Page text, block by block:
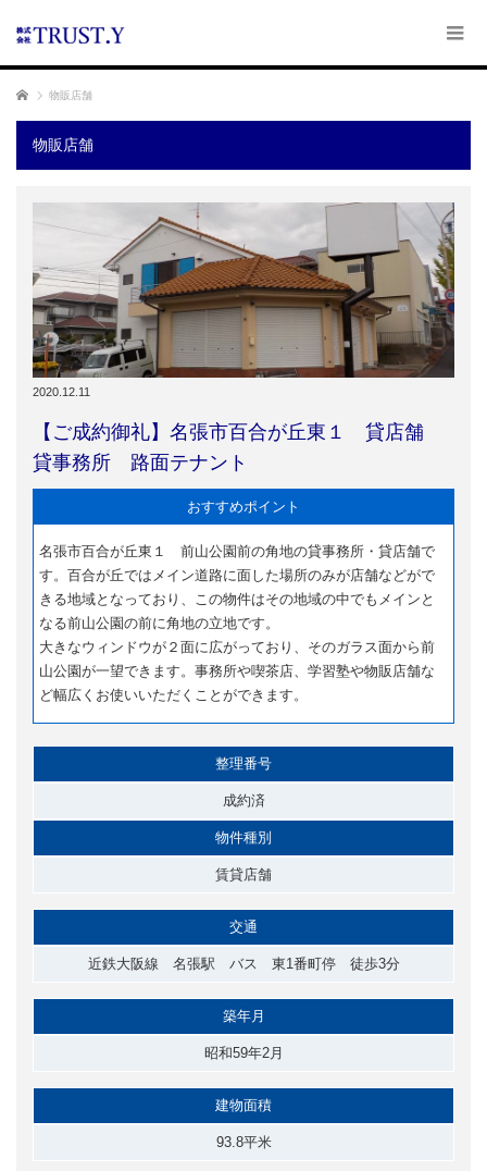
ホーム 物販店舗
物販店舗
2020.12.11
【ご成約御礼】名張市百合が丘東１ 貸店舗
貸事務所 路面テナント
おすすめポイント
名張市百合が丘東１ 前山公園前の角地の貸事務所・貸店舗で
す。百合が丘ではメイン道路に面した場所のみが店舗などがで
きる地域となっており、この物件はその地域の中でもメインと
なる前山公園の前に角地の立地です。
大きなウィンドウが２面に広がっており、そのガラス面から前
山公園が一望できます。事務所や喫茶店、学習塾や物販店舗な
ど幅広くお使いいただくことができます。
整理番号
成約済
物件種別
賃貸店舗
交通
近鉄大阪線 名張駅 バス 東1番町停 徒歩3分
築年月
昭和59年2月
建物面積
93.8平米